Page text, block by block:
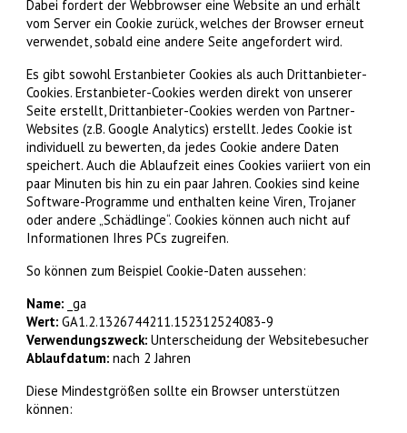
Dabei fordert der Webbrowser eine Website an und erhält
vom Server ein Cookie zurück, welches der Browser erneut
verwendet, sobald eine andere Seite angefordert wird.
Es gibt sowohl Erstanbieter Cookies als auch Drittanbieter-
Cookies. Erstanbieter-Cookies werden direkt von unserer
Seite erstellt, Drittanbieter-Cookies werden von Partner-
Websites (z.B. Google Analytics) erstellt. Jedes Cookie ist
individuell zu bewerten, da jedes Cookie andere Daten
speichert. Auch die Ablaufzeit eines Cookies variiert von ein
paar Minuten bis hin zu ein paar Jahren. Cookies sind keine
Software-Programme und enthalten keine Viren, Trojaner
oder andere „Schädlinge“. Cookies können auch nicht auf
Informationen Ihres PCs zugreifen.
So können zum Beispiel Cookie-Daten aussehen:
Name: _ga
Wert: GA1.2.1326744211.152312524083-9
Verwendungszweck: Unterscheidung der Websitebesucher
Ablaufdatum: nach 2 Jahren
Diese Mindestgrößen sollte ein Browser unterstützen
können: